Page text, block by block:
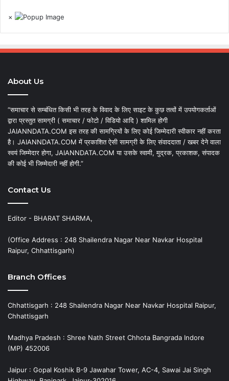
×
About Us
“समाचार से सम्बंधित किसी भी तरह के विवाद के लिए साइट के कुछ तत्वों में उपयोगकर्ताओं
द्वारा प्रस्तुत सामग्री ( समाचार / फोटो / विडियो आदि ) शामिल होगी
JAIANNDATA.COM इस तरह की सामग्रियों के लिए कोई जिम्मेदारी स्वीकार नहीं करता
है। JAIANNDATA.COM में प्रकाशित ऐसी सामग्री के लिए संवाददाता / खबर देने वाला
स्वयं जिम्मेदार होगा, JAIANNDATA.COM या उसके स्वामी, मुद्रक, प्रकाशक, संपादक
की कोई भी जिम्मेदारी नहीं होगी.”
Contact Us
Editor - BHARAT SHARMA,
(Office Address : 248 Shailendra Nagar Near Navkar Hospital
Raipur, Chhattisgarh)
Branch Offices
Chhattisgarh : 248 Shailendra Nagar Near Navkar Hospital Raipur,
Chhattisgarh
Madhya Pradesh : Shree Nath Street Chhota Bangrada Indore
(MP) 452006
Jaipur : Gopal Koshik B-9 Jawahar Tower, AC-4, Sawai Jai Singh